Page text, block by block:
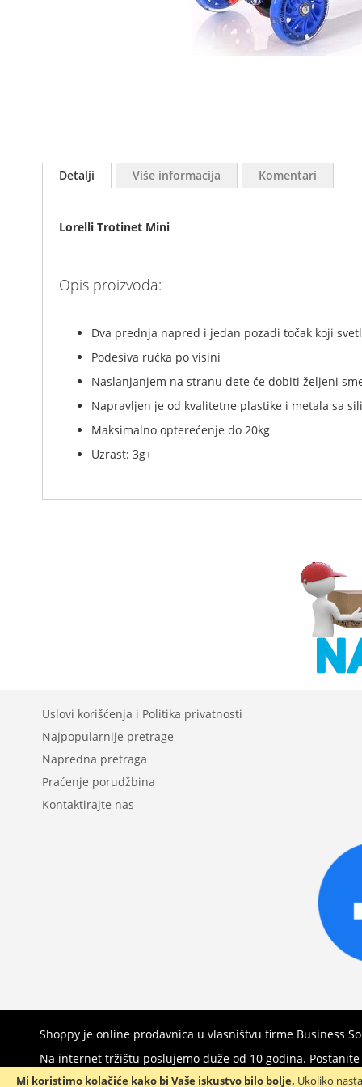
Mi koristimo kolačiće kako bi Vaše iskustvo bilo bolje. Ukoliko
to
Detalji
Lorelli Trotinet Mini
Opis proizvoda:
Dva prednja napred i jedan pozadi točak koji
Podesiva ručka po visini
Naslanjanjem na stranu dete će dobiti željeni
Napravljen je od kvalitetne plastike i metala sa
Maksimalno opterećenje do 20kg
Uzrast: 3g+
Više informacija Komentari
Uslovi korišćenja i Politika privatnosti
Najpopularnije pretrage
Napredna pretraga
Praćenje porudžbina
Kontaktirajte nas
Shoppy je online prodavnica u vlasništvu firme Business
Na internet tržištu poslujemo duže od 10 godina.